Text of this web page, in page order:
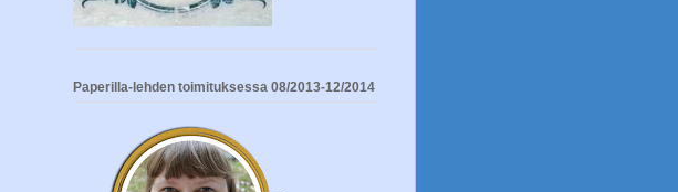
Paperilla-lehden toimituksessa 08/2013-12/2014